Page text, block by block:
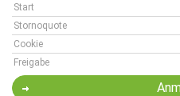
Start
Stornoquote
Cookie
Freigabe